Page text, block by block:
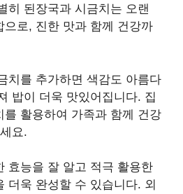
히 된장국과 시금치는 오랜
으로, 진한 맛과 함께 건강까
치를 추가하면 색감도 아름다
밥이 더욱 맛있어집니다. 집
를 활용하여 가족과 함께 건강
요.
효능을 잘 알고 적극 활용한
더욱 완성할 수 있습니다. 외